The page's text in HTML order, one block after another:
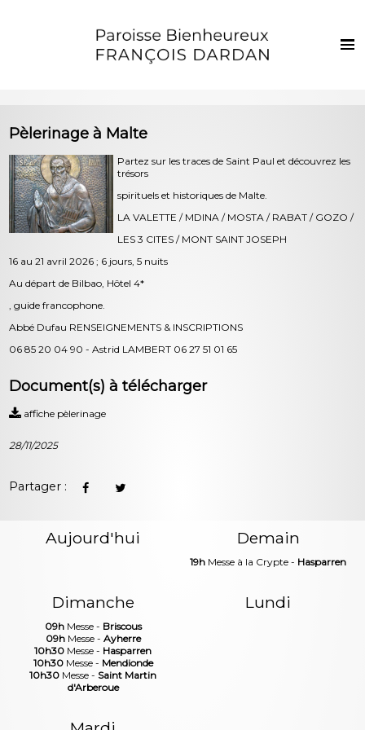
Vie de la paroisse
Les clochers
Sacrements et vie chrétienne
Enfants et jeunes
Contact
Pèlerinage à Malte
Partez sur les traces de Saint Paul et découvrez les
trésors
spirituels et historiques de Malte.
LA VALETTE / MDINA / MOSTA / RABAT / GOZO /
LES 3 CITES / MONT SAINT JOSEPH
16 au 21 avril 2026 ; 6 jours, 5 nuits
Au départ de Bilbao, Hôtel 4*
, guide francophone.
Abbé Dufau RENSEIGNEMENTS & INSCRIPTIONS
06 85 20 04 90 - Astrid LAMBERT 06 27 51 01 65
Document(s) à télécharger
affiche pèlerinage
28/11/2025
Partager :
Aujourd'hui Demain
19h Messe à la Crypte - Hasparren
Dimanche
09hMesse - Briscous
09hMesse - Ayherre
10h30 Messe - Hasparren
10h30Messe - Mendionde
10h30 Messe - Saint Martin
d'Arberoue
Lundi